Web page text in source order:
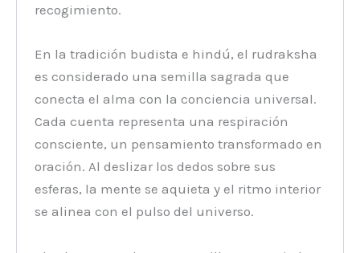
recogimiento.
En la tradición budista e hindú, el rudraksha
es considerado una semilla sagrada que
conecta el alma con la conciencia universal.
Cada cuenta representa una respiración
consciente, un pensamiento transformado en
oración. Al deslizar los dedos sobre sus
esferas, la mente se aquieta y el ritmo interior
se alinea con el pulso del universo.